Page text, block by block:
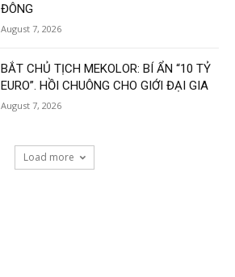
ĐÔNG
August 7, 2026
BẮT CHỦ TỊCH MEKOLOR: BÍ ẨN “10 TỶ
EURO”. HỒI CHUÔNG CHO GIỚI ĐẠI GIA
August 7, 2026
Load more